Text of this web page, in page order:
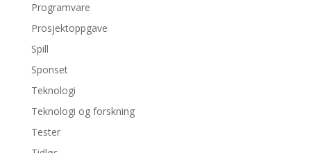
Programvare
Prosjektoppgave
Spill
Sponset
Teknologi
Teknologi og forskning
Tester